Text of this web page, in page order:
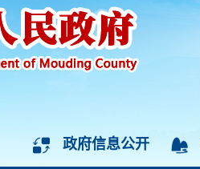
政府信息公开